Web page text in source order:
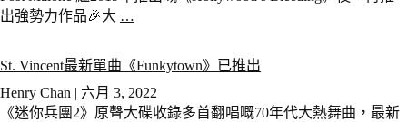
出強勢力作品🎉大 …
St. Vincent最新單曲《Funkytown》已推出
Henry Chan | 六月 3, 2022
《迷你兵團2》原聲大碟收錄多首翻唱嘅70年代大熱舞曲，最新